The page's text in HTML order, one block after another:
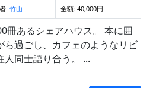
: 竹山 金額: 40,000円
冊あるシェアハウス。 本に囲
ら過ごし、カフェのようなリビ
人同士語り合う。 ...